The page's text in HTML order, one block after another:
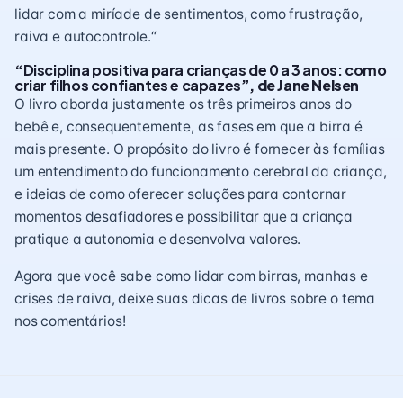
lidar com a miríade de sentimentos, como frustração,
raiva e autocontrole.“
“Disciplina positiva para crianças de 0 a 3 anos: como
criar filhos confiantes e capazes”, de Jane Nelsen
O livro aborda justamente os três primeiros anos do
bebê e, consequentemente, as fases em que a birra é
mais presente. O propósito do livro é fornecer às famílias
um entendimento do funcionamento cerebral da criança,
e ideias de como oferecer soluções para contornar
momentos desafiadores e possibilitar que a criança
pratique a autonomia e desenvolva valores.
Agora que você sabe como lidar com birras, manhas e
crises de raiva, deixe suas dicas de livros sobre o tema
nos comentários!